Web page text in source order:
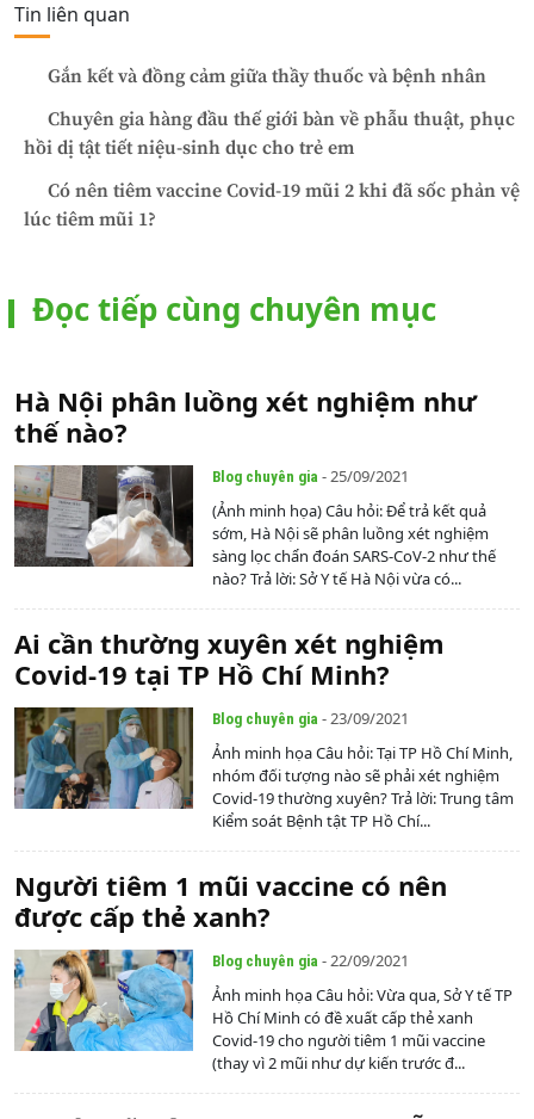
Tin liên quan
Gắn kết và đồng cảm giữa thầy thuốc và bệnh nhân
Chuyên gia hàng đầu thế giới bàn về phẫu thuật, phục
hồi dị tật tiết niệu-sinh dục cho trẻ em
Có nên tiêm vaccine Covid-19 mũi 2 khi đã sốc phản vệ
lúc tiêm mũi 1?
Đọc tiếp cùng chuyên mục
Hà Nội phân luồng xét nghiệm như
thế nào?
Blog chuyên gia - 25/09/2021
(Ảnh minh họa) Câu hỏi: Để trả kết quả
sớm, Hà Nội sẽ phân luồng xét nghiệm
sàng lọc chẩn đoán SARS-CoV-2 như thế
nào? Trả lời: Sở Y tế Hà Nội vừa có...
Ai cần thường xuyên xét nghiệm
Covid-19 tại TP Hồ Chí Minh?
Blog chuyên gia - 23/09/2021
Ảnh minh họa Câu hỏi: Tại TP Hồ Chí Minh,
nhóm đối tượng nào sẽ phải xét nghiệm
Covid-19 thường xuyên? Trả lời: Trung tâm
Kiểm soát Bệnh tật TP Hồ Chí...
Người tiêm 1 mũi vaccine có nên
được cấp thẻ xanh?
Blog chuyên gia - 22/09/2021
Ảnh minh họa Câu hỏi: Vừa qua, Sở Y tế TP
Hồ Chí Minh có đề xuất cấp thẻ xanh
Covid-19 cho người tiêm 1 mũi vaccine
(thay vì 2 mũi như dự kiến trước đ...